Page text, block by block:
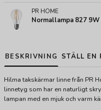
PR HOME
Normallampa 827
BESKRIVNING STÄLL EN
Hilma takskärmar linne från PR
linnetyg som har en naturligt
lampan med en mjuk och varm